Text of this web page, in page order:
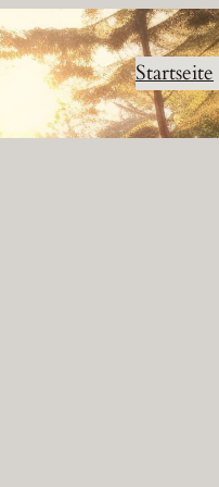
Startseite